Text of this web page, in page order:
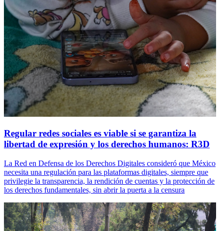
Regular redes sociales es viable si se garantiza la
libertad de expresión y los derechos humanos: R3D
La Red en Defensa de los Derechos Digitales consideró que México
necesita una regulación para las plataformas digitales, siempre que
privilegie la transparencia, la rendición de cuentas y la protección de
los derechos fundamentales, sin abrir la puerta a la censura